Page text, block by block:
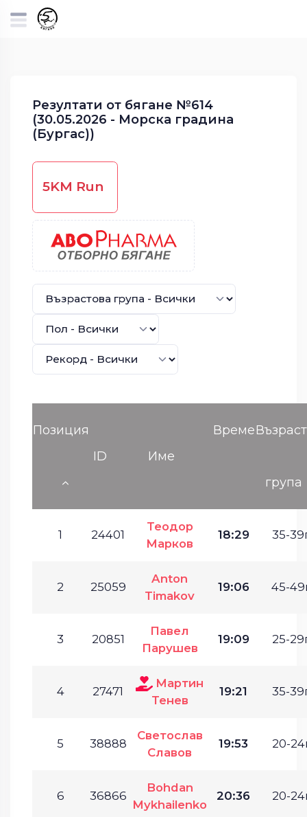
Резултати от бягане №614
(30.05.2026 - Морска градина
(Бургас))
5KM Run
Позиция
ID
Име
Време
група
1 24401
Теодор
Марков
18:29 35-
2 25059
Anton
Timakov
19:06 45-
3 20851
Павел
Парушев
19:09 25-
4 27471
Мартин
Тенев
19:21 35-
5 38888
Светослав
Славов
19:53 20-
6 36866
Bohdan
Mykhailenko
20:36 20-